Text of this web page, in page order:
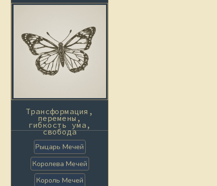
Трансформация,
перемены,
гибкость ума,
свобода
Рыцарь Мечей
Королева Мечей
Король Мечей